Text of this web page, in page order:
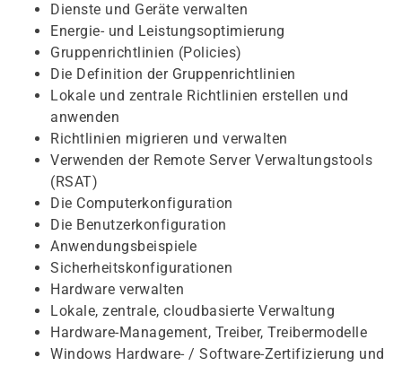
Dienste und Geräte verwalten
Energie- und Leistungsoptimierung
Gruppenrichtlinien (Policies)
Die Definition der Gruppenrichtlinien
Lokale und zentrale Richtlinien erstellen und
anwenden
Richtlinien migrieren und verwalten
Verwenden der Remote Server Verwaltungstools
(RSAT)
Die Computerkonfiguration
Die Benutzerkonfiguration
Anwendungsbeispiele
Sicherheitskonfigurationen
Hardware verwalten
Lokale, zentrale, cloudbasierte Verwaltung
Hardware-Management, Treiber, Treibermodelle
Windows Hardware- / Software-Zertifizierung und